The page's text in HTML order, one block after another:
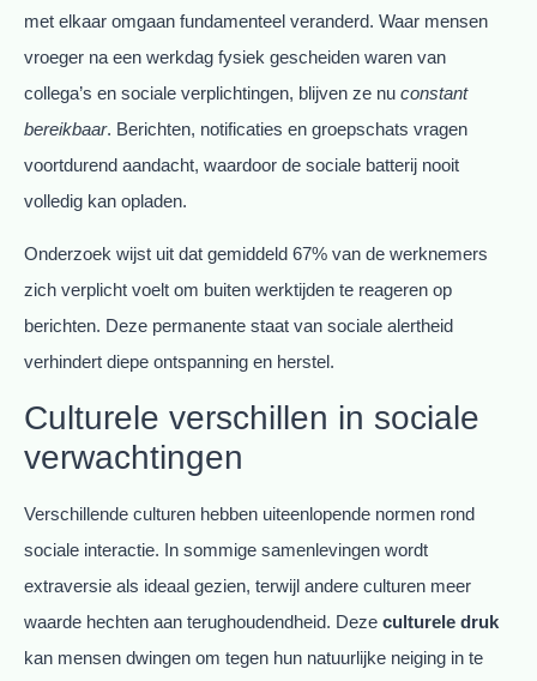
met elkaar omgaan fundamenteel veranderd. Waar mensen
vroeger na een werkdag fysiek gescheiden waren van
collega’s en sociale verplichtingen, blijven ze nu constant
bereikbaar. Berichten, notificaties en groepschats vragen
voortdurend aandacht, waardoor de sociale batterij nooit
volledig kan opladen.
Onderzoek wijst uit dat gemiddeld 67% van de werknemers
zich verplicht voelt om buiten werktijden te reageren op
berichten. Deze permanente staat van sociale alertheid
verhindert diepe ontspanning en herstel.
Culturele verschillen in sociale
verwachtingen
Verschillende culturen hebben uiteenlopende normen rond
sociale interactie. In sommige samenlevingen wordt
extraversie als ideaal gezien, terwijl andere culturen meer
waarde hechten aan terughoudendheid. Deze culturele druk
kan mensen dwingen om tegen hun natuurlijke neiging in te